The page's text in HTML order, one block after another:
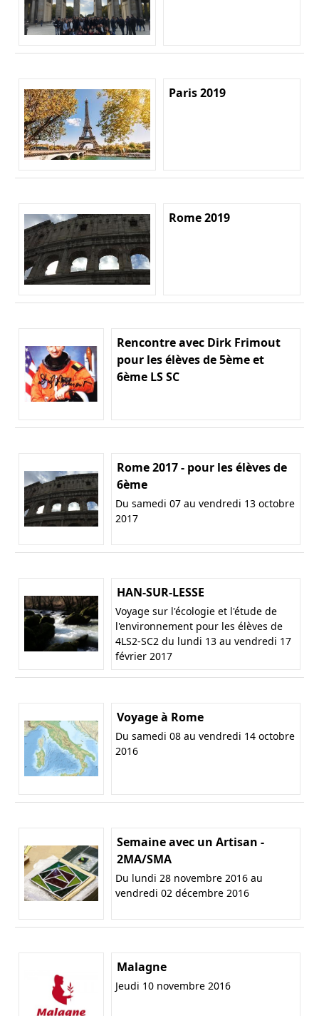
Paris 2019
Rome 2019
Rencontre avec Dirk Frimout
pour les élèves de 5ème et
6ème LS SC
Rome 2017 - pour les élèves de
6ème
Du samedi 07 au vendredi 13 octobre
2017
HAN-SUR-LESSE
Voyage sur l'écologie et l'étude de
l'environnement pour les élèves de
4LS2-SC2 du lundi 13 au vendredi 17
février 2017
Voyage à Rome
Du samedi 08 au vendredi 14 octobre
2016
Semaine avec un Artisan -
2MA/SMA
Du lundi 28 novembre 2016 au
vendredi 02 décembre 2016
Malagne
Jeudi 10 novembre 2016